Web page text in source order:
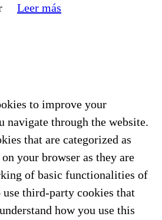
Leer más
to improve your
navigate through the website.
that are categorized as
your browser as they are
of basic functionalities of
use third-party cookies that
how you use this